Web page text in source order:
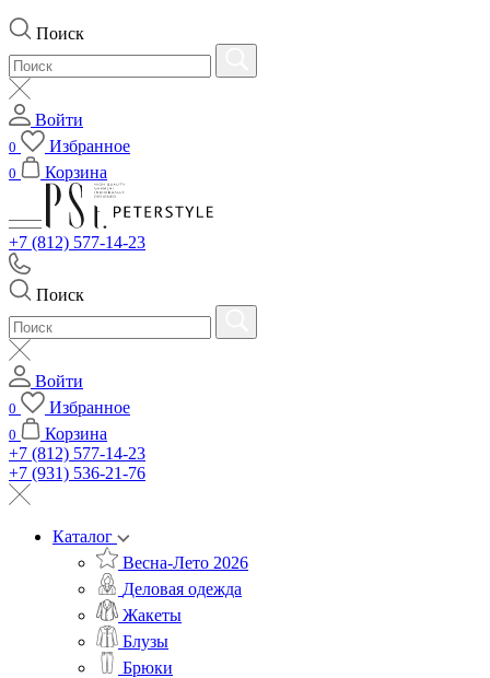
Поиск
Войти
0 Избранное
0 Корзина
+7 (812) 577-14-23
Поиск
Войти
0 Избранное
0
Корзина
+7 (812) 577-14-23
+7 (931) 536-21-76
Каталог
Весна-Лето 2026
Деловая одежда
Жакеты
Блузы
Брюки